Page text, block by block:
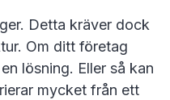
Detta kräver dock
Om ditt företag
lösning. Eller så kan
mycket från ett